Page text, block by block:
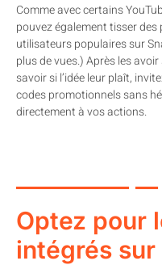
Comme avec certains
pouvez également tisser
utilisateurs populaires sur
plus de vues.) Après les
savoir si l’idée leur plaît,
codes promotionnels sans
directement à vos actions.
Optez pour
intégrés sur